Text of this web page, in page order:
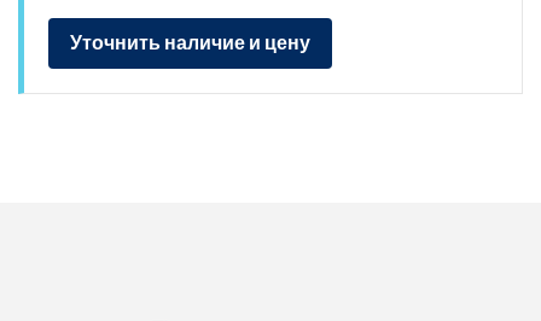
Уточнить наличие и цену